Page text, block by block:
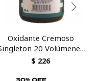
Oxidante Cremoso
20 Volúmenes
80 ml
$ 226